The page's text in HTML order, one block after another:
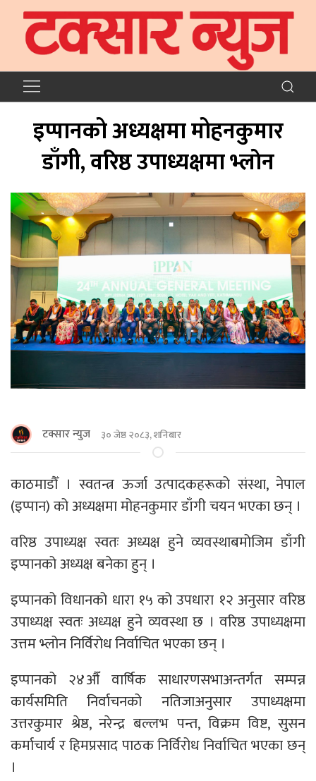
इप्पानको अध्यक्षमा मोहनकुमार
डाँगी, वरिष्ठ उपाध्यक्षमा भ्लाेन
टक्सार न्युज ३० जेष्ठ २०८३, शनिबार
काठमाडौँ । स्वतन्त्र ऊर्जा उत्पादकहरूको संस्था, नेपाल
(इप्पान) को अध्यक्षमा मोहनकुमार डाँगी चयन भएका छन् ।
वरिष्ठ उपाध्यक्ष स्वतः अध्यक्ष हुने व्यवस्थाबमोजिम डाँगी
इप्पानको अध्यक्ष बनेका हुन् ।
इप्पानको विधानको धारा १५ को उपधारा १२ अनुसार वरिष्ठ
उपाध्यक्ष स्वतः अध्यक्ष हुने व्यवस्था छ । वरिष्ठ उपाध्यक्षमा
उत्तम भ्लोन निर्विरोध निर्वाचित भएका छन् ।
इप्पानको २४औँ वार्षिक साधारणसभाअन्तर्गत सम्पन्न
कार्यसमिति निर्वाचनको नतिजाअनुसार उपाध्यक्षमा
उत्तरकुमार श्रेष्ठ, नरेन्द्र बल्लभ पन्त, विक्रम विष्ट, सुसन
कर्माचार्य र हिमप्रसाद पाठक निर्विरोध निर्वाचित भएका छन्
।